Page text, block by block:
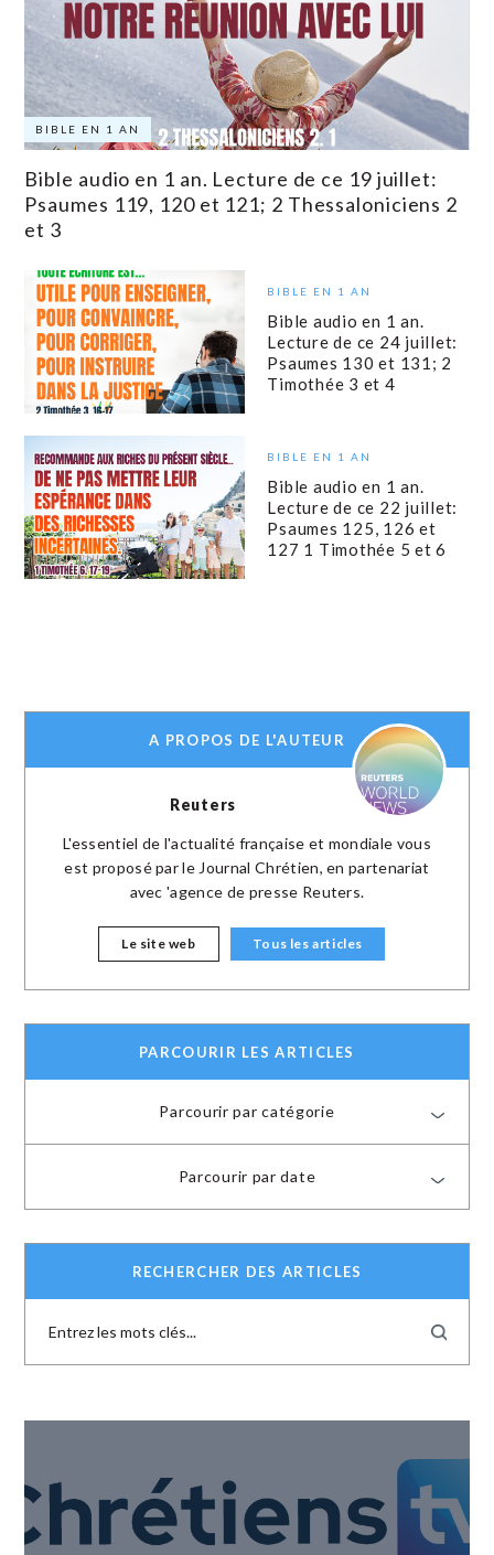
BIBLE EN 1 AN
Bible audio en 1 an. Lecture de ce 19 juillet:
Psaumes 119, 120 et 121; 2 Thessaloniciens 2
et 3
BIBLE EN 1 AN
Bible audio en 1 an.
Lecture de ce 24 juillet:
Psaumes 130 et 131; 2
Timothée 3 et 4
BIBLE EN 1 AN
Bible audio en 1 an.
Lecture de ce 22 juillet:
Psaumes 125, 126 et
127 1 Timothée 5 et 6
A PROPOS DE L'AUTEUR
Reuters
L'essentiel de l'actualité française et mondiale vous
est proposé par le Journal Chrétien, en partenariat
avec 'agence de presse Reuters.
Le site web Tous les articles
PARCOURIR LES ARTICLES
Parcourir par catégorie
Parcourir par date
RECHERCHER DES ARTICLES